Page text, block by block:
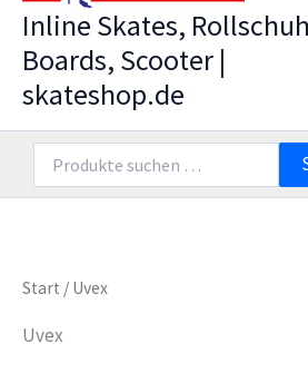
Inline Skates,
Boards, Scooter |
skateshop.de
nach:
Start / Uvex
Uvex